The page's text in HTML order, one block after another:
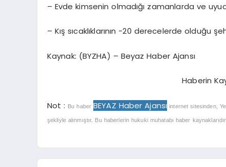
– Evde kimsenin olmadığı zamanlarda ve
– Kış sıcaklıklarının -20 derecelerde olduğu
Kaynak: (BYZHA) – Beyaz Haber Ajansı
Haberin
Not : Bu haber BEYAZ Haber Ajansı internet sitesinden,
şekliyle alınmıştır. Bu haberlerin hukuki muhatabı haber